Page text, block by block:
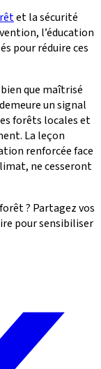
et la sécurité
l’éducation
pour réduire ces
que maîtrisé
un signal
forêts locales et
La leçon
renforcée face
ne cesseront
? Partagez vos
pour sensibiliser